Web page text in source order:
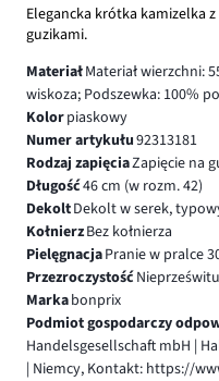
Elegancka krótka kamizelka
guzikami.
MateriałMateriał wierzchni:
wiskoza; Podszewka: 100%
Kolorpiaskowy
Numer artykułu92313181
Rodzaj zapięciaZapięcie na
Długość46 cm (w rozm. 42)
DekoltDekolt w serek,
KołnierzBez kołnierza
PielęgnacjaPranie w pralce
Przezroczystość
Markabonprix
Podmiot gospodarczy
Handelsgesellschaft mbH |
| Niemcy, Kontakt: https://